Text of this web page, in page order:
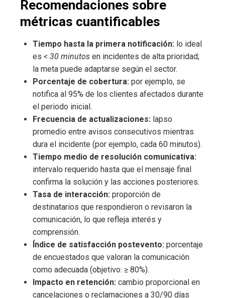
Recomendaciones sobre
métricas cuantificables
Tiempo hasta la primera notificación: lo ideal
es < 30 minutos en incidentes de alta prioridad;
la meta puede adaptarse según el sector.
Porcentaje de cobertura: por ejemplo, se
notifica al 95% de los clientes afectados durante
el periodo inicial.
Frecuencia de actualizaciones: lapso
promedio entre avisos consecutivos mientras
dura el incidente (por ejemplo, cada 60 minutos).
Tiempo medio de resolución comunicativa:
intervalo requerido hasta que el mensaje final
confirma la solución y las acciones posteriores.
Tasa de interacción: proporción de
destinatarios que respondieron o revisaron la
comunicación, lo que refleja interés y
comprensión.
Índice de satisfacción postevento: porcentaje
de encuestados que valoran la comunicación
como adecuada (objetivo: ≥ 80%).
Impacto en retención: cambio proporcional en
cancelaciones o reclamaciones a 30/90 días